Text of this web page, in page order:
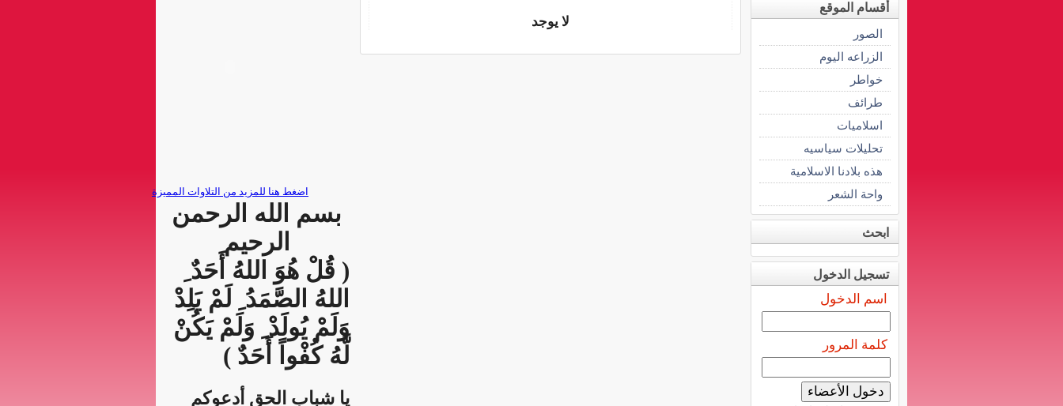
لا يوجد
أقسام الموقع
الصور
الزراعه اليوم
خواطر
طرائف
اسلاميات
تحليلات سياسيه
هذه بلادنا الاسلامية
واحة الشعر
ابحث
تسجيل الدخول
اسم الدخول
كلمة المرور
بسم الله الرحمن
الرحيم
( قُلْ هُوَ اللهُ أَحَدٌ ِ
اللهُ الصَّمَدُ ِ لَمْ يَلِدْ
وَلَمْ يُولَدْ ِ وَلَمْ يَكُنْ
لَّهُ كُفْواً أَحَدٌ )
يا شباب الحق أدعوكم